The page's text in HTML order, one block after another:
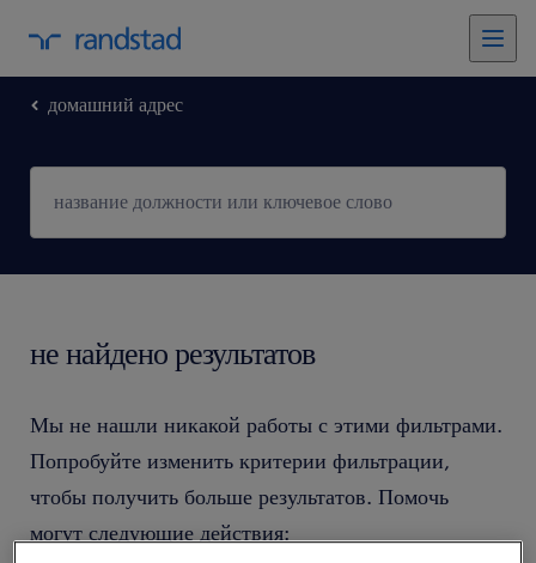
домашний адрес
не найдено результатов
Мы не нашли никакой работы с этими фильтрами.
Попробуйте изменить критерии фильтрации,
чтобы получить больше результатов. Помочь
могут следующие действия: